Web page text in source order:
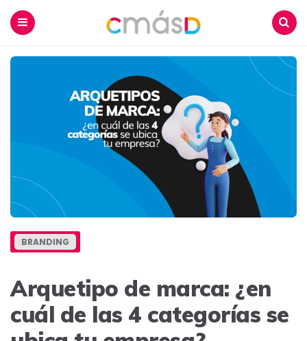
BRANDING
Arquetipo de marca: ¿en
cuál de las 4 categorías se